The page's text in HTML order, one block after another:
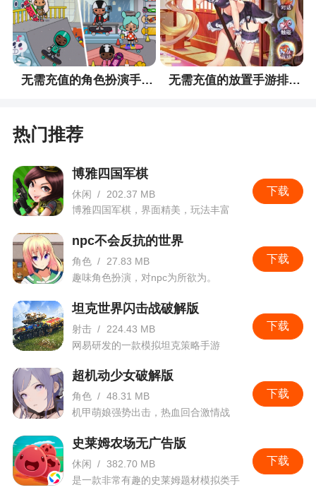
1、华丽校园时装，清新活泼唤回青春校园回忆
2、游戏由端游新倩女幽魂移植改编，游戏在画
风和剧情上基本承袭了端游的风格
绚丽的画面和经典场景再现能够让大家在手机上体
色，给大家带来一场全新的玄幻游戏体验
4、不仅融合了经典的神鬼故事，还将微微一笑
全新的游戏体验，各种趣味故事，彩蛋剧情等你来
解锁，高度自由的江湖世界，给你一场视觉盛宴
游，由新晋男神杨洋代言，超大规模的宣传可见网
易对此款游戏的重视。游戏画风玄幻唯美，透露着
浓浓的古风，绚丽的打斗效果，超高画质带给你全
新的震撼感受，古风迷们千万不要错过这款手游哦
更新日志
圣光暗夜，真爱无畏！七夕活动邀君共赴宿命
之约，爱可平山海，跨天堑。家园筑梦，巧绘清
凉，全新家园设计大赛开幕，看匠心巧手共筑消夏
无需充值的角色扮演手游排行榜 无需充值的放置手游排行榜
热门推荐
下载
博雅四国军棋
休闲 /
202.37 MB
博雅四国军棋，界面精美，玩法丰富
下载
npc不会反抗的世界
角色 / 27.83 MB
趣味角色扮演，对npc为所欲为。
下载
坦克世界闪击战破解版
射击 /
224.43 MB
网易研发的一款模拟坦克策略手游
下载
超机动少女破解版
角色 / 48.31 MB
机甲萌娘强势出击，热血回合激情战
下载
史莱姆农场无广告版
休闲 / 382.70 MB
是一款非常有趣的史莱姆题材模拟类手